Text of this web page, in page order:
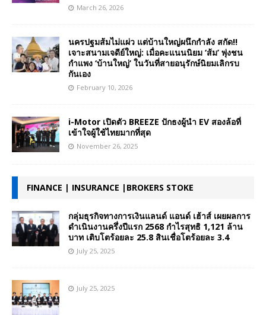
March 26, 2026
นครปฐมส้มไม่แผ่ว แต่บ้านใหญ่ผนึกกำลัง สกัด!!
เจาะสนามเจดีย์ใหญ่: เมื่อคะแนนนิยม ‘ส้ม’ พุ่งชน
กำแพง ‘บ้านใหญ่’ ในวันที่สายอนุรักษ์นิยมเลิกรบ
กันเอง
February 10, 2026
i-Motor เปิดตัว BREEZE ปักธงผู้นำ EV สองล้อที่
เข้าใจผู้ใช้ไทยมากที่สุด
November 26, 2025
FINANCE | INSURANCE |BROKERS STOKE
กลุ่มธุรกิจทางการเงินแลนด์ แอนด์ เฮ้าส์ เผยผลการ
ดำเนินงานครึ่งปีแรก 2568 กำไรสุทธิ 1,121 ล้าน
บาท เติบโตร้อยละ 25.8 สินเชื่อโตร้อยละ 3.4
July 25, 2025
July 25, 2025